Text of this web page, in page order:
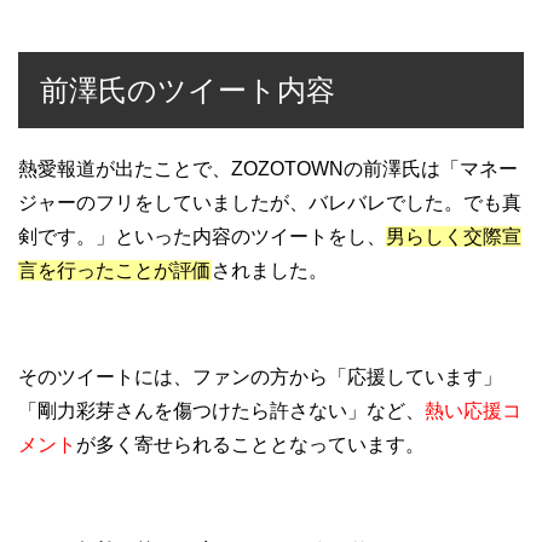
前澤氏のツイート内容
熱愛報道が出たことで、ZOZOTOWNの前澤氏は「マネー
ジャーのフリをしていましたが、バレバレでした。でも真
剣です。」といった内容のツイートをし、 男らしく交際宣
言を行ったことが評価 されました。
そのツイートには、ファンの方から「応援しています」
「剛力彩芽さんを傷つけたら許さない」など、 熱い応援コ
メント が多く寄せられることとなっています。